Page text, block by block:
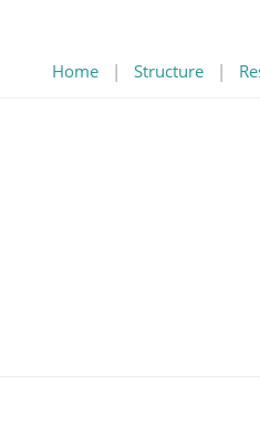
Home | Structure |